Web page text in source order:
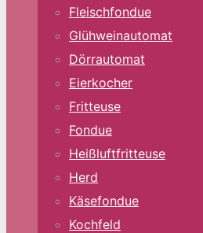
Fleischfondue
Glühweinautomat
Dörrautomat
Eierkocher
Fritteuse
Fondue
Heißluftfritteuse
Herd
Käsefondue
Kochfeld